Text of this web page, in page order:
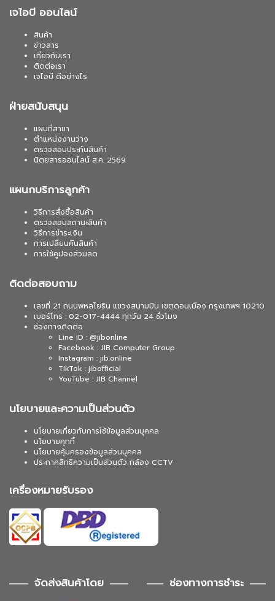
เจไอบี ออนไลน์
สินค้า
ข่าวสาร
เกี่ยวกับเรา
ติดต่อเรา
เจไอบี ดีอย่างไร
ฝ่ายสนับสนุน
แผนที่สาขา
ตำแหน่งงานว่าง
ตรวจสอบประกันสินค้า
นิตยสารออนไลน์ ส.ค. 2569
แผนกบริการลูกค้า
วิธีการสั่งซื้อสินค้า
ตรวจสอบสถานะสินค้า
วิธีการชำระเงิน
การเปลี่ยนคืนสินค้า
การใช้คูปองส่วนลด
ติดต่อสอบถาม
เลขที่ 21 ถนนพหลโยธิน แขวงสนามบิน เขตดอนเมือง กรุงเทพฯ 10210
เบอร์โทร : 02-017-4444 ทุกวัน 24 ชั่วโมง
ช่องทางติดต่อ
Line ID : @jibonline
Facebook : JIB Computer Group
Instagram : jib.online
TikTok : jibofficial
YouTube : JIB Channel
นโยบายและความเป็นส่วนตัว
นโยบายเกี่ยวกับการใช้ข้อมูลส่วนบุคคล
นโยบายคุกกี้
นโยบายคุ้มครองข้อมูลส่วนบุคคล
ประกาศสิทธิความเป็นส่วนตัว กล้อง CCTV
เครื่องหมายรับรอง
จัดส่งสินค้าโดย ช่องทางการชำระ